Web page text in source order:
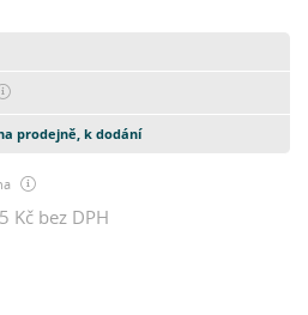
prodejně, k dodání
Kč bez DPH